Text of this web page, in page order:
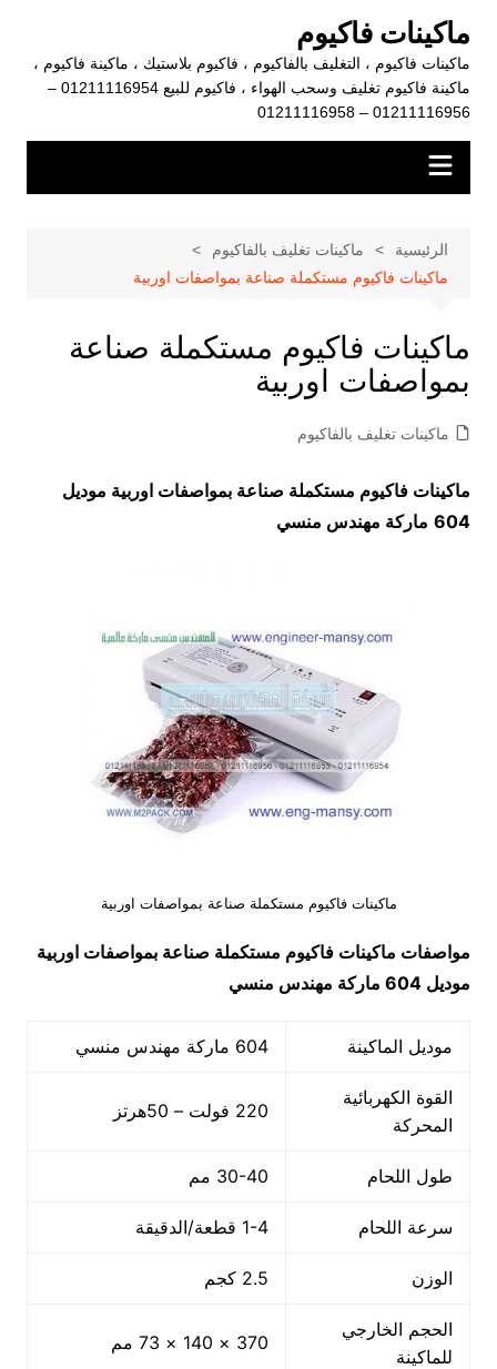
المحتوى
ماكينات فاكيوم
ماكينات فاكيوم ، التغليف بالفاكيوم ، فاكيوم بلاستيك ، ماكينة فاكيوم ،
ماكينة فاكيوم تغليف وسحب الهواء ، فاكيوم للبيع 01211116954 –
01211116956 – 01211116958
الرئيسية
ماكينات تغليف بالفاكيوم
ماكينات فاكيوم مستكملة صناعة بمواصفات اوربية
ماكينات فاكيوم مستكملة صناعة
بمواصفات اوربية
ماكينات تغليف بالفاكيوم
ماكينات فاكيوم مستكملة صناعة بمواصفات اوربية موديل
604 ماركة مهندس منسي
ماكينات فاكيوم مستكملة صناعة بمواصفات اوربية
مواصفات ماكينات فاكيوم مستكملة صناعة بمواصفات اوربية
موديل 604
ماركة مهندس منسي
موديل الماكينة 604 ماركة مهندس منسي
القوة الكهربائية
المحركة
220 فولت – 50هرتز
طول اللحام 30-40 مم
سرعة اللحام 1-4 قطعة/الدقيقة
الوزن 2.5 كجم
الحجم الخارجي
للماكينة
370 × 140 × 73 مم